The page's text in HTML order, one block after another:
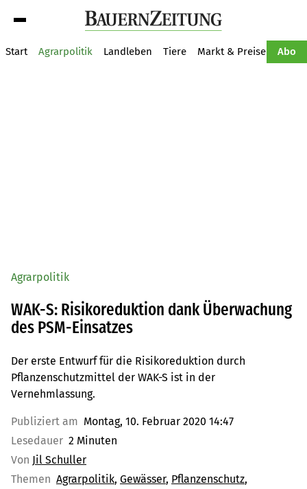
Start Agrarpolitik Landleben Tiere Markt & Preise Abo
Agrarpolitik
WAK-S: Risikoreduktion dank Überwachung
des PSM-Einsatzes
Der erste Entwurf für die Risikoreduktion durch
Pflanzenschutzmittel der WAK-S ist in der
Vernehmlassung.
Publiziert am Montag, 10. Februar 2020 14:47
Lesedauer 2 Minuten
Von Jil Schuller
Themen Agrarpolitik Gewässer Pflanzenschutz